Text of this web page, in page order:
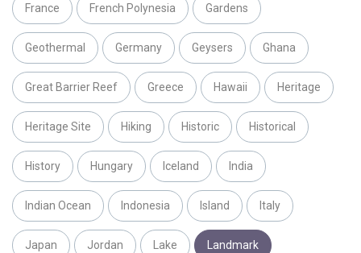
France French Polynesia Gardens
Geothermal Germany Geysers Ghana
Great Barrier Reef Greece Hawaii Heritage
Heritage Site Hiking Historic Historical
History Hungary Iceland India
Indian Ocean Indonesia Island Italy
Japan Jordan Lake Landmark